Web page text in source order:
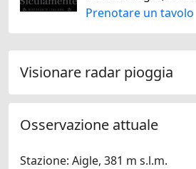
Prenotare un tavolo
Visionare radar pioggia
Osservazione attuale
Stazione: Aigle, 381 m s.l.m.